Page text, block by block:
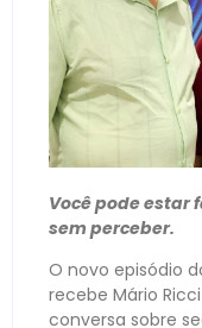
Você pode estar
sem perceber.
O novo episódio
recebe Mário
conversa sobre